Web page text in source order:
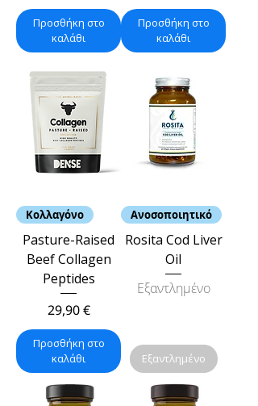
Προσθήκη στο
καλάθι
Προσθήκη στο
καλάθι
Κολλαγόνο
Pasture-Raised
Beef Collagen
Peptides
Τιμή
29,90 €
Προσθήκη στο
καλάθι
Ανοσοποιητικό
Rosita Cod Liver
Oil
Εξαντλημένο
Εξαντλημένο